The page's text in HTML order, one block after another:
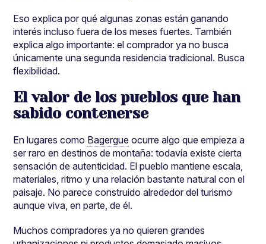
Eso explica por qué algunas zonas están ganando
interés incluso fuera de los meses fuertes. También
explica algo importante: el comprador ya no busca
únicamente una segunda residencia tradicional. Busca
flexibilidad.
El valor de los pueblos que han
sabido contenerse
En lugares como Bagergue ocurre algo que empieza a
ser raro en destinos de montaña: todavía existe cierta
sensación de autenticidad. El pueblo mantiene escala,
materiales, ritmo y una relación bastante natural con el
paisaje. No parece construido alrededor del turismo
aunque viva, en parte, de él.
Muchos compradores ya no quieren grandes